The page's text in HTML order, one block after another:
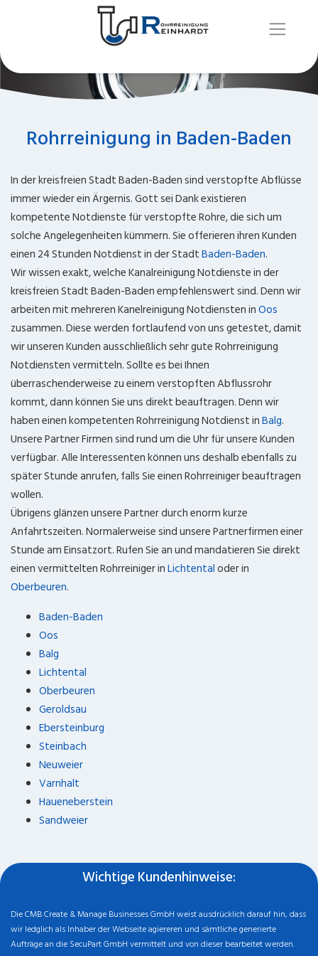
Rohrreinigung in Baden-Baden
In der kreisfreien Stadt Baden-Baden sind verstopfte Abflüsse
immer wieder ein Ärgernis. Gott sei Dank existieren
kompetente Notdienste für verstopfte Rohre, die sich um
solche Angelegenheiten kümmern. Sie offerieren ihren Kunden
einen 24 Stunden Notdienst in der StadtBaden-Baden.
Wir wissen exakt, welche Kanalreinigung Notdienste in der
kreisfreien Stadt Baden-Baden empfehlenswert sind. Denn wir
arbeiten mit mehreren Kanelreinigung Notdiensten inOos
zusammen. Diese werden fortlaufend von uns getestet, damit
wir unseren Kunden ausschließlich sehr gute Rohrreinigung
Notdiensten vermitteln. Sollte es bei Ihnen
überraschenderweise zu einem verstopften Abflussrohr
kommt, dann können Sie uns direkt beauftragen. Denn wir
haben einen kompetenten Rohrreinigung Notdienst inBalg.
Unsere Partner Firmen sind rund um die Uhr für unsere Kunden
verfügbar. Alle Interessenten können uns deshalb ebenfalls zu
später Stunde anrufen, falls Sie einen Rohrreiniger beauftragen
wollen.
Übrigens glänzen unsere Partner durch enorm kurze
Anfahrtszeiten. Normalerweise sind unsere Partnerfirmen einer
Stunde am Einsatzort. Rufen Sie an und mandatieren Sie direkt
einen vermittelten Rohrreiniger inLichtentaloder in
Oberbeuren.
Baden-Baden
Oos
Balg
Lichtental
Oberbeuren
Geroldsau
Ebersteinburg
Steinbach
Neuweier
Varnhalt
Haueneberstein
Sandweier
Wichtige Kundenhinweise:
Die CMB Create & Manage Businesses GmbH weist ausdrücklich darauf hin, dass
wir ledglich als Inhaber der Webseite agiereren und sämtliche generierte
Aufträge an die SecuPart GmbH vermittelt und von dieser bearbeitet werden.